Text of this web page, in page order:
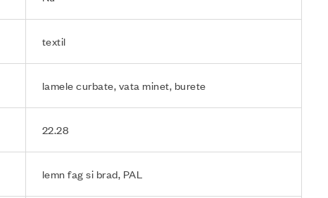
textil
lamele curbate, vata minet, burete
22.28
lemn fag si brad, PAL